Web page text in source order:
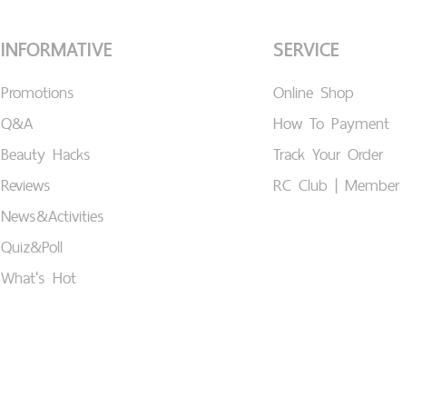
INFORMATIVE
Promotions
Q&A
Beauty Hacks
Reviews
News&Activities
Quiz&Poll
What's Hot
SERVICE
Online Shop
How To Payment
Track Your Order
RC Club | Member